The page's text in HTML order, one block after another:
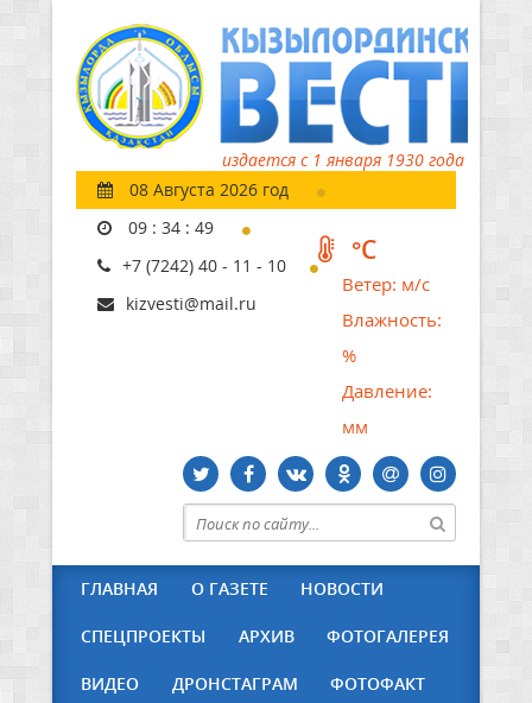
издается с 1 января 1930 года
08 Августа 2026 год
09 : 34 : 50
+7 (7242) 40 - 11 - 10
kizvesti@mail.ru
°C
Ветер: м/с
Влажность:
%
Давление:
мм
ГЛАВНАЯ О ГАЗЕТЕ НОВОСТИ
СПЕЦПРОЕКТЫ АРХИВ ФОТОГАЛЕРЕЯ
ВИДЕО ДРОНСТАГРАМ ФОТОФАКТ